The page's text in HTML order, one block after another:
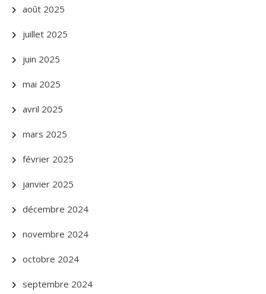
août 2025
juillet 2025
juin 2025
mai 2025
avril 2025
mars 2025
février 2025
janvier 2025
décembre 2024
novembre 2024
octobre 2024
septembre 2024